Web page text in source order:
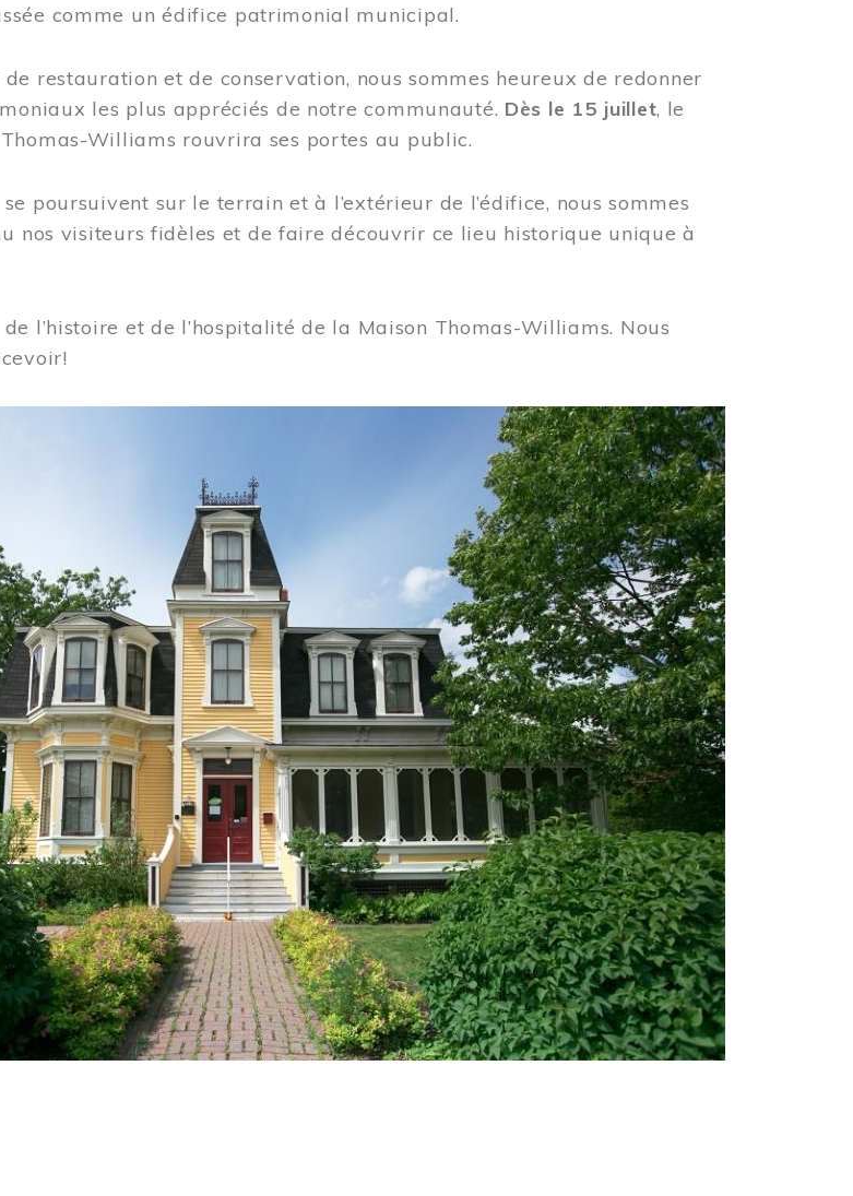
comme un édifice patrimonial municipal.
restauration et de conservation, nous sommes heureux de redonner
les plus appréciés de notre communauté. Dès le 15 juillet, le
Williams rouvrira ses portes au public.
poursuivent sur le terrain et à l’extérieur de l’édifice, nous sommes
nos visiteurs fidèles et de faire découvrir ce lieu historique unique à
l’histoire et de l’hospitalité de la Maison Thomas-Williams. Nous